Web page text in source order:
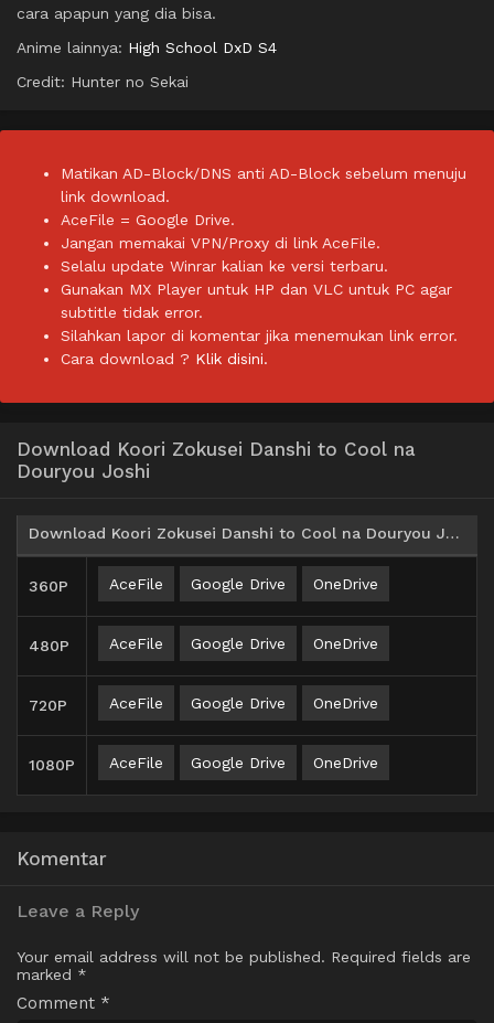
cara apapun yang dia bisa.
Anime lainnya: High School DxD S4
Credit: Hunter no Sekai
Matikan AD-Block/DNS anti AD-Block sebelum menuju
link download.
AceFile = Google Drive.
Jangan memakai VPN/Proxy di link AceFile.
Selalu update Winrar kalian ke versi terbaru.
Gunakan MX Player untuk HP dan VLC untuk PC agar
subtitle tidak error.
Silahkan lapor di komentar jika menemukan link error.
Cara download ? Klik disini.
Download Koori Zokusei Danshi to Cool na
Douryou Joshi
Download Koori Zokusei Danshi to Cool na Douryou Joshi Batch Subtitle Indonesia
360P AceFile Google Drive OneDrive
480P AceFile Google Drive OneDrive
720P AceFile Google Drive OneDrive
1080P AceFile Google Drive OneDrive
Komentar
Leave a Reply
Your email address will not be published. Required fields are
marked *
Comment *